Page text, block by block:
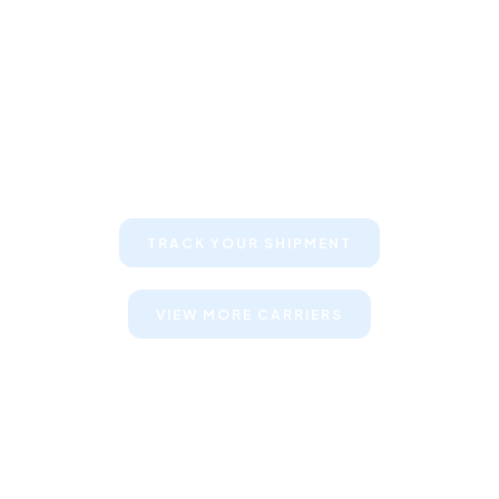
TRACK YOUR SHIPMENT
VIEW MORE CARRIERS